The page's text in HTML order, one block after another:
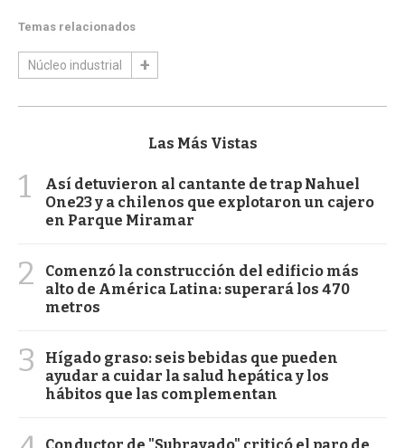
Temas relacionados
Núcleo industrial
Las Más Vistas
1
Así detuvieron al cantante de trap Nahuel
One23 y a chilenos que explotaron un cajero
en Parque Miramar
2
Comenzó la construcción del edificio más
alto de América Latina: superará los 470
metros
3
Hígado graso: seis bebidas que pueden
ayudar a cuidar la salud hepática y los
hábitos que las complementan